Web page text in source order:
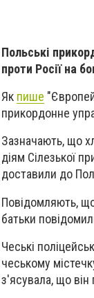
Польські
проти Росії на
Як пише
прикордонне
Зазначають, що
діям Сілезької
доставили до
Повідомляють,
батьки
Чеські
чеському
з'ясувала, що він